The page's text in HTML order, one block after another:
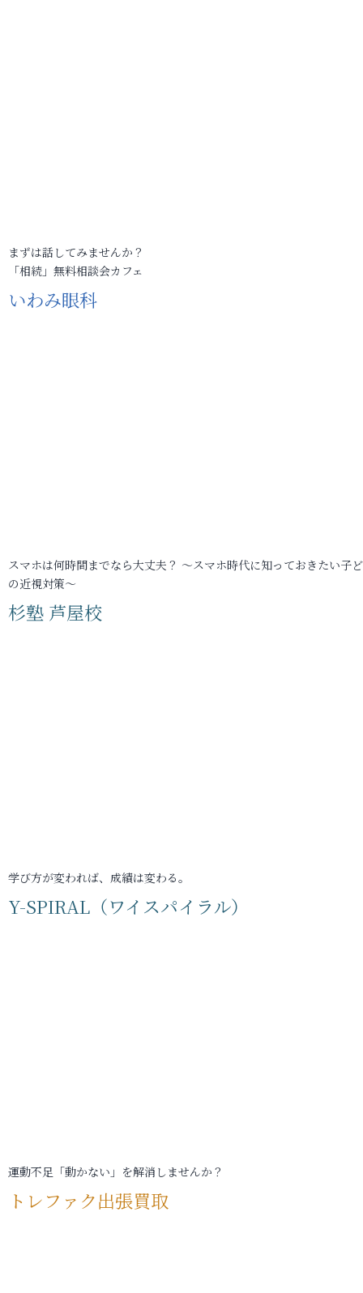
まずは話してみませんか？
「相続」無料相談会カフェ
いわみ眼科
スマホは何時間までなら大丈夫？ ～スマホ時代に知っておきたい子
の近視対策～
杉塾 芦屋校
学び方が変われば、成績は変わる。
Y-SPIRAL（ワイスパイラル）
運動不足「動かない」を解消しませんか？
トレファク出張買取